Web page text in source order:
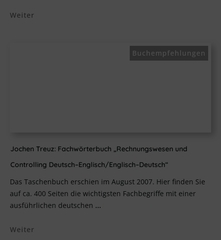
Weiter
Buchempfehlungen
Jochen Treuz: Fachwörterbuch „Rechnungswesen und
Controlling Deutsch–Englisch/Englisch–Deutsch“
Das Taschenbuch erschien im August 2007. Hier finden Sie
auf ca. 400 Seiten die wichtigsten Fachbegriffe mit einer
ausführlichen deutschen ...
Weiter